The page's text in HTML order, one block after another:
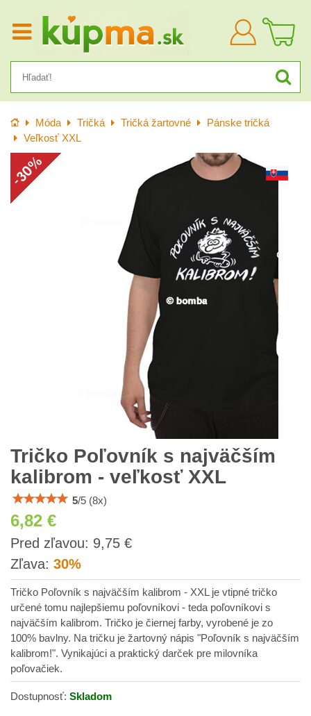
Prihlásiť
sa
Úvod Móda Tričká Tričká žartovné
Pánske tričká
Veľkosť XXL
Tričko Poľovník s najväčším
kalibrom - veľkosť XXL
5/5 (8x)
6,82 €
Pred zľavou: 9,75 €s
Zľava: 30%
Tričko Poľovník s najväčším kalibrom - XXL je vtipné tričko
určené tomu najlepšiemu poľovníkovi - teda poľovníkovi s
najväčším kalibrom. Tričko je čiernej farby, vyrobené je zo
100% bavlny. Na tričku je žartovný nápis "Poľovník s najväčším
kalibrom!". Vynikajúci a praktický darček pre milovníka
poľovačiek.
Dostupnosť: Skladom